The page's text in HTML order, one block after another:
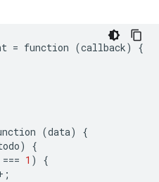
= function (callback)
{
(data)
{
)
{
=== 1 )
{
;